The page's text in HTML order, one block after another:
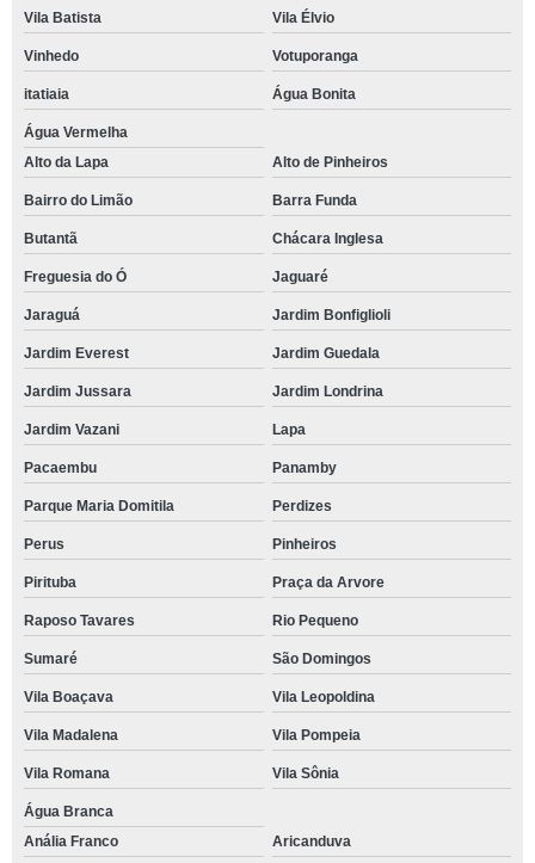
Vila Batista Vila Élvio
Vinhedo Votuporanga
itatiaia Água Bonita
Água Vermelha
Alto da Lapa
Alto de Pinheiros
Bairro do Limão Barra Funda
Butantã Chácara Inglesa
Freguesia do Ó Jaguaré
Jaraguá Jardim Bonfiglioli
Jardim Everest Jardim Guedala
Jardim Jussara Jardim Londrina
Jardim Vazani Lapa
Pacaembu Panamby
Parque Maria Domitila Perdizes
Perus Pinheiros
Pirituba Praça da Arvore
Raposo Tavares Rio Pequeno
Sumaré São Domingos
Vila Boaçava Vila Leopoldina
Vila Madalena Vila Pompeia
Vila Romana Vila Sônia
Água Branca
Anália Franco
Aricanduva